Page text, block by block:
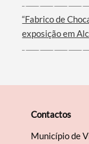
“Fabrico de
exposição em
Contactos
Município de